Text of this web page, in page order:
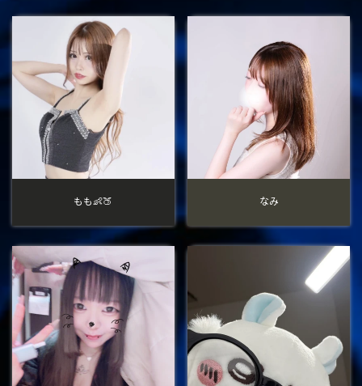
もも👶🍑 なみ